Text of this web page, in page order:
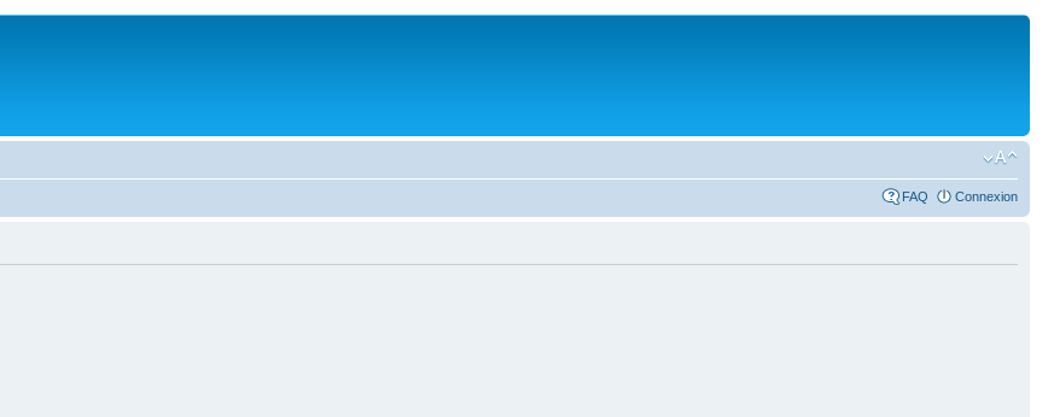
FAQ Connexion